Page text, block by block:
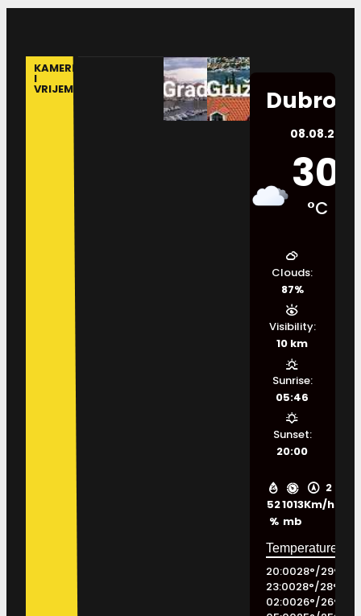
KAMERE
I
VRIJEME
08.08.2026.
30
°C
52
%
1013
mb
2
Km/h
Clouds:
87%
Visibility:
10 km
Sunrise:
05:46
Sunset:
20:00
20:0028°/29°
23:0028°/28°
02:0026°/26°